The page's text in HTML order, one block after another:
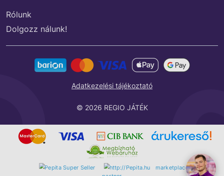
Rólunk
Dolgozz nálunk!
© 2026 REGIO JÁTÉK
Adatkezelési tájékoztató
marketplace